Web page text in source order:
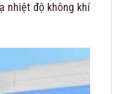
nhiệt độ không khí